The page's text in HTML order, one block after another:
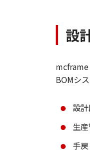
設
mcframe
BOMシ
設
生
手